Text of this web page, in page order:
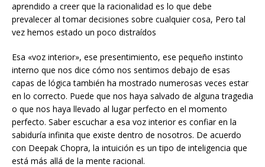
aprendido a creer que la racionalidad es lo que debe
prevalecer al tomar decisiones sobre cualquier cosa, Pero tal
vez hemos estado un poco distraídos
Esa «voz interior», ese presentimiento, ese pequeño instinto
interno que nos dice cómo nos sentimos debajo de esas
capas de lógica también ha mostrado numerosas veces estar
en lo correcto. Puede que nos haya salvado de alguna tragedia
o que nos haya llevado al lugar perfecto en el momento
perfecto. Saber escuchar a esa voz interior es confiar en la
sabiduría infinita que existe dentro de nosotros. De acuerdo
con Deepak Chopra, la intuición es un tipo de inteligencia que
está más allá de la mente racional.